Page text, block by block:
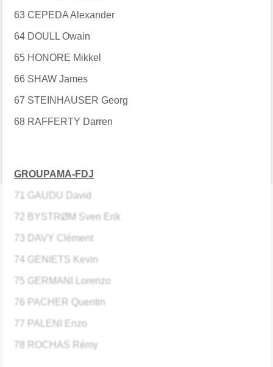
63 CEPEDA Alexander
64 DOULL Owain
65 HONORE Mikkel
66 SHAW James
67 STEINHAUSER Georg
68 RAFFERTY Darren
GROUPAMA-FDJ
71 GAUDU David
72 BYSTRØM Sven Erik
73 DAVY Clément
74 GENIETS Kevin
75 GERMANI Lorenzo
76 PACHER Quentin
77 PALENI Enzo
78 ROCHAS Rémy